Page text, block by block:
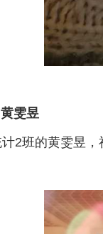
雯昱
2班的黄雯昱